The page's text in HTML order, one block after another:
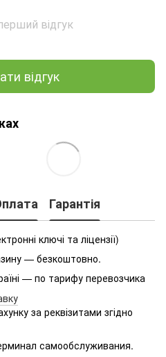
відгук
відгук
Гарантія
ключі та ліцензії)
— безкоштовно.
— по тарифу перевозчика
за реквізитами згідно
самообслуживания.